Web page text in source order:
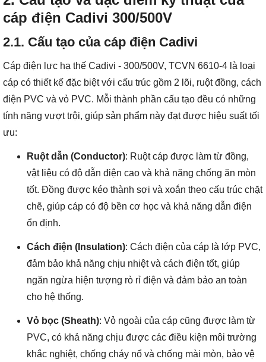
cáp điện Cadivi 300/500V
2.1. Cấu tạo của cáp điện Cadivi
Cáp điện lực hạ thế Cadivi - 300/500V, TCVN 6610-4 là loại
cáp có thiết kế đặc biệt với cấu trúc gồm 2 lõi, ruột đồng, cách
điện PVC và vỏ PVC. Mỗi thành phần cấu tạo đều có những
tính năng vượt trội, giúp sản phẩm này đạt được hiệu suất tối
ưu:
Ruột dẫn (Conductor): Ruột cáp được làm từ đồng,
vật liệu có độ dẫn điện cao và khả năng chống ăn mòn
tốt. Đồng được kéo thành sợi và xoắn theo cấu trúc chặt
chẽ, giúp cáp có độ bền cơ học và khả năng dẫn điện
ổn định.
Cách điện (Insulation): Cách điện của cáp là lớp PVC,
đảm bảo khả năng chịu nhiệt và cách điện tốt, giúp
ngăn ngừa hiện tượng rò rỉ điện và đảm bảo an toàn
cho hệ thống.
Vỏ bọc (Sheath): Vỏ ngoài của cáp cũng được làm từ
PVC, có khả năng chịu được các điều kiện môi trường
khắc nghiệt, chống cháy nổ và chống mài mòn, bảo vệ